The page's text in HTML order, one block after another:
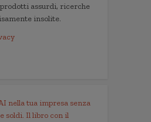
assurdi, ricerche
insolite.
nella tua impresa senza
soldi. Il libro con il